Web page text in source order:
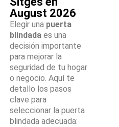
August 2026
Elegir una puerta
blindada es una
decisión importante
para mejorar la
seguridad de tu hogar
o negocio. Aquí te
detallo los pasos
clave para
seleccionar la puerta
blindada adecuada: